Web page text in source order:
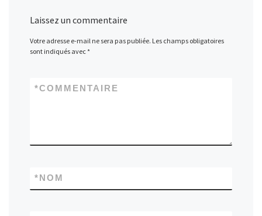
Laissez un commentaire
Votre adresse e-mail ne sera pas publiée. Les champs obligatoires
sont indiqués avec*
COMMENTAIRE
*
NOM
*